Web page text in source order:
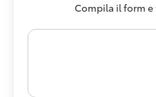
Compila il form